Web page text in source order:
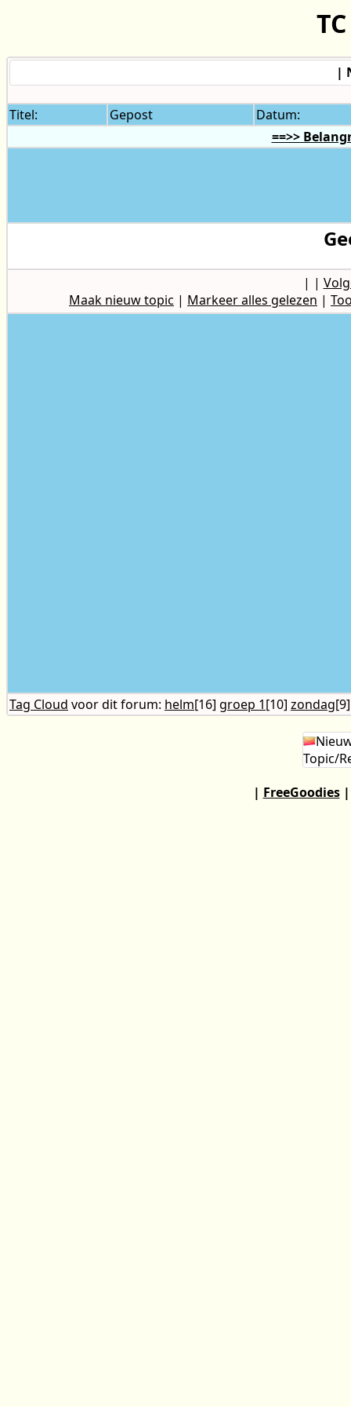
|
Titel: Gepost
Datum:
==>>
| |
Maak nieuw topic | Markeer alles gelezen |
Tag Cloud voor dit forum: helm[16] groep 1[10] zondag
Topic/
| FreeGoodies